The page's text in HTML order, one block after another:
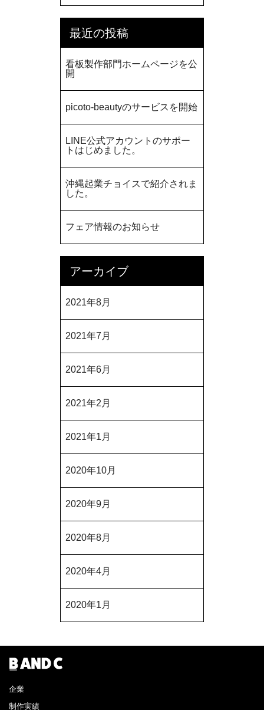
最近の投稿
看板製作部門ホームページを公
開
picoto-beautyのサービスを開始
LINE公式アカウントのサポー
トはじめました。
沖縄起業チョイスで紹介されま
した。
フェア情報のお知らせ
アーカイブ
2021年8月
2021年7月
2021年6月
2021年2月
2021年1月
2020年10月
2020年9月
2020年8月
2020年4月
2020年1月
企業
制作実績